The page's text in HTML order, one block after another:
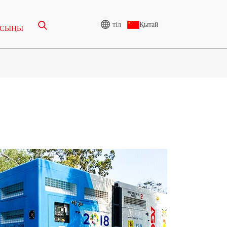
1100 КВА
880КВА
250-825 КВА
935 КВА
P СЕРИЯСЫ 825-1880 КВА
M СЕРИЯСЫ 1100-4000
КВА
MS СЕРИЯСЫ 715-2500
тіл Қытай